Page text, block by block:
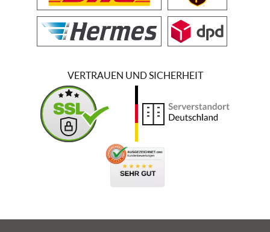
VERTRAUEN UND SICHERHEIT